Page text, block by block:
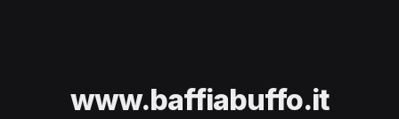
www.baffiabuffo.it